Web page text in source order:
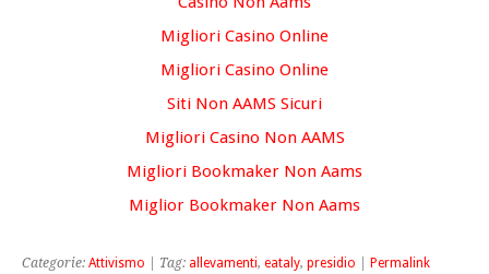
Migliori Casino Online
Migliori Casino Online
Siti Non AAMS Sicuri
Migliori Casino Non AAMS
Migliori Bookmaker Non Aams
Miglior Bookmaker Non Aams
Categorie: Attivismo | Tag: allevamenti, eataly, presidio Permalink